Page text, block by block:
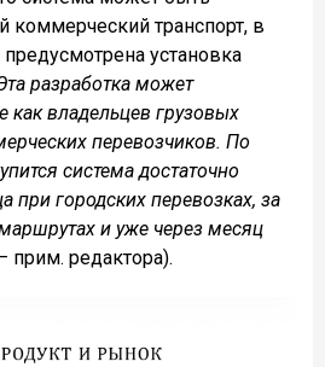
коммерческий транспорт, в
установка
разработка может
как владельцев грузовых
перевозчиков. По
система достаточно
при городских перевозках, за
и уже через месяц
прим. редактора).